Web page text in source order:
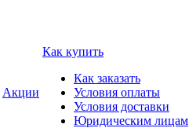
Акции
Как купить
Как заказать
Условия оплаты
Условия доставки
Юридическим лицам